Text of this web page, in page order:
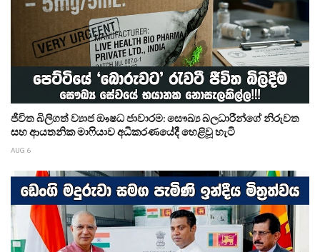
ජීවිත බිලිගත් ව්‍යාජ ඖෂධ ජාවාරම: සෞඛ්‍ය බලධාරීන්ගේ නිරුවත
සහ ආයතනික මාෆියාව අධිකරණයේදී හෙළිවූ හැටි
AUG 6